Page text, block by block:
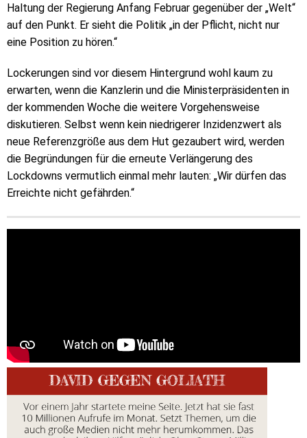
Haltung der Regierung Anfang Februar gegenüber der „Welt“
auf den Punkt. Er sieht die Politik „in der Pflicht, nicht nur
eine Position zu hören.“
Lockerungen sind vor diesem Hintergrund wohl kaum zu
erwarten, wenn die Kanzlerin und die Ministerpräsidenten in
der kommenden Woche die weitere Vorgehensweise
diskutieren. Selbst wenn kein niedrigerer Inzidenzwert als
neue Referenzgröße aus dem Hut gezaubert wird, werden
die Begründungen für die erneute Verlängerung des
Lockdowns vermutlich einmal mehr lauten: „Wir dürfen das
Erreichte nicht gefährden.“